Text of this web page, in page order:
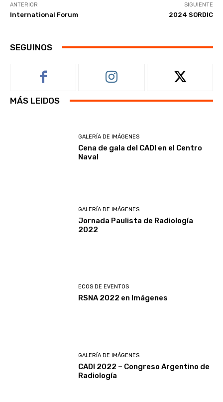
ANTERIOR
International Forum
SIGUIENTE
2024 SORDIC
SEGUINOS
MÁS LEIDOS
GALERÍA DE IMÁGENES
Cena de gala del CADI en el Centro
Naval
GALERÍA DE IMÁGENES
Jornada Paulista de Radiología
2022
ECOS DE EVENTOS
RSNA 2022 en Imágenes
GALERÍA DE IMÁGENES
CADI 2022 – Congreso Argentino de
Radiología